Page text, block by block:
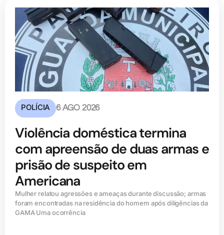
POLÍCIA 6 AGO 2026
Violência doméstica termina
com apreensão de duas armas e
prisão de suspeito em
Americana
Mulher relatou agressões e ameaças durante discussão; armas
foram encontradas na residência do homem após diligências da
GAMA Uma ocorrência